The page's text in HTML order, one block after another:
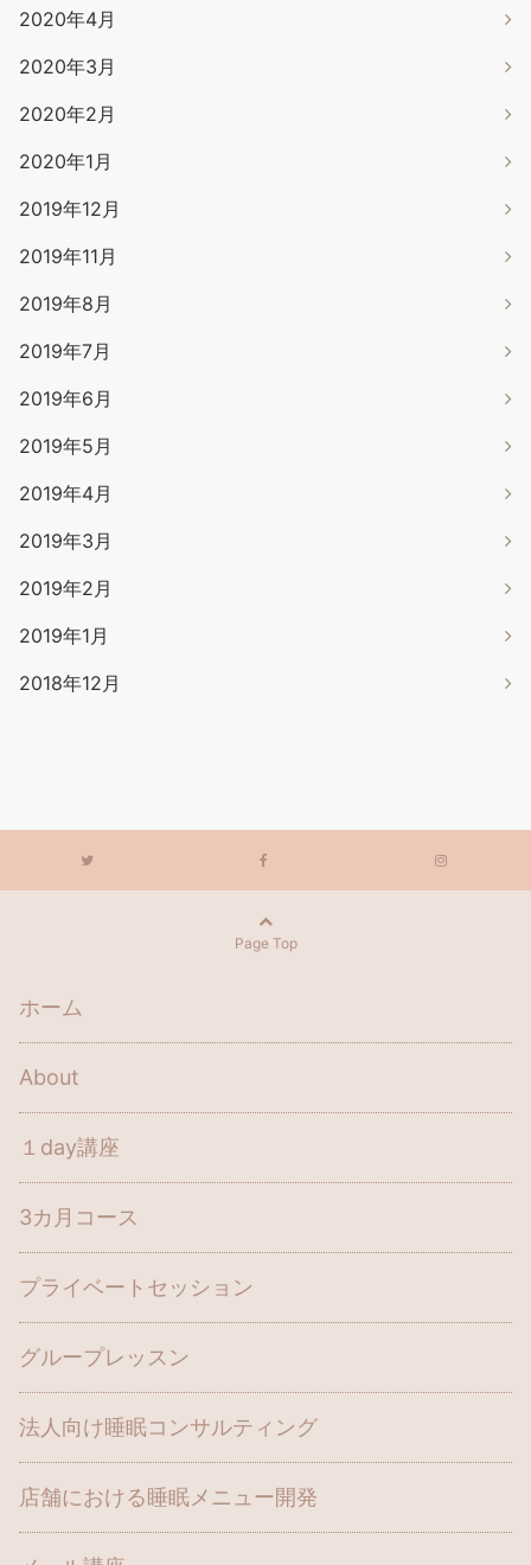
2020年4月
2020年3月
2020年2月
2020年1月
2019年12月
2019年11月
2019年8月
2019年7月
2019年6月
2019年5月
2019年4月
2019年3月
2019年2月
2019年1月
2018年12月
Page Top
ホーム
About
１day講座
3カ月コース
プライベートセッション
グループレッスン
法人向け睡眠コンサルティング
店舗における睡眠メニュー開発